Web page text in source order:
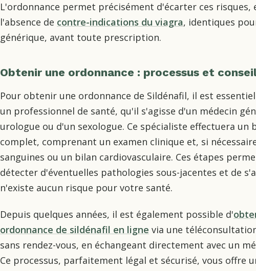
L'ordonnance permet précisément d'écarter ces risques,
l'absence de contre-indications du viagra, identiques
générique, avant toute prescription.
Obtenir une ordonnance : processus et
Pour obtenir une ordonnance de Sildénafil, il est
un professionnel de santé, qu'il s'agisse d'un médecin
urologue ou d'un sexologue. Ce spécialiste effectuera un
complet, comprenant un examen clinique et, si
sanguines ou un bilan cardiovasculaire. Ces étapes
détecter d'éventuelles pathologies sous-jacentes et de
n'existe aucun risque pour votre santé.
Depuis quelques années, il est également possible d'
ordonnance de sildénafil en ligne via une
sans rendez-vous, en échangeant directement avec un
Ce processus, parfaitement légal et sécurisé, vous offre